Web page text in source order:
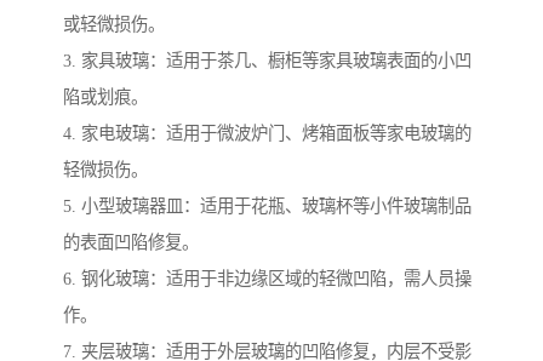
或轻微损伤。
3. 家具玻璃：适用于茶几、橱柜等家具玻璃表面的小凹
陷或划痕。
4. 家电玻璃：适用于微波炉门、烤箱面板等家电玻璃的
轻微损伤。
5. 小型玻璃器皿：适用于花瓶、玻璃杯等小件玻璃制品
的表面凹陷修复。
6. 钢化玻璃：适用于非边缘区域的轻微凹陷，需人员操
作。
7. 夹层玻璃：适用于外层玻璃的凹陷修复，内层不受影